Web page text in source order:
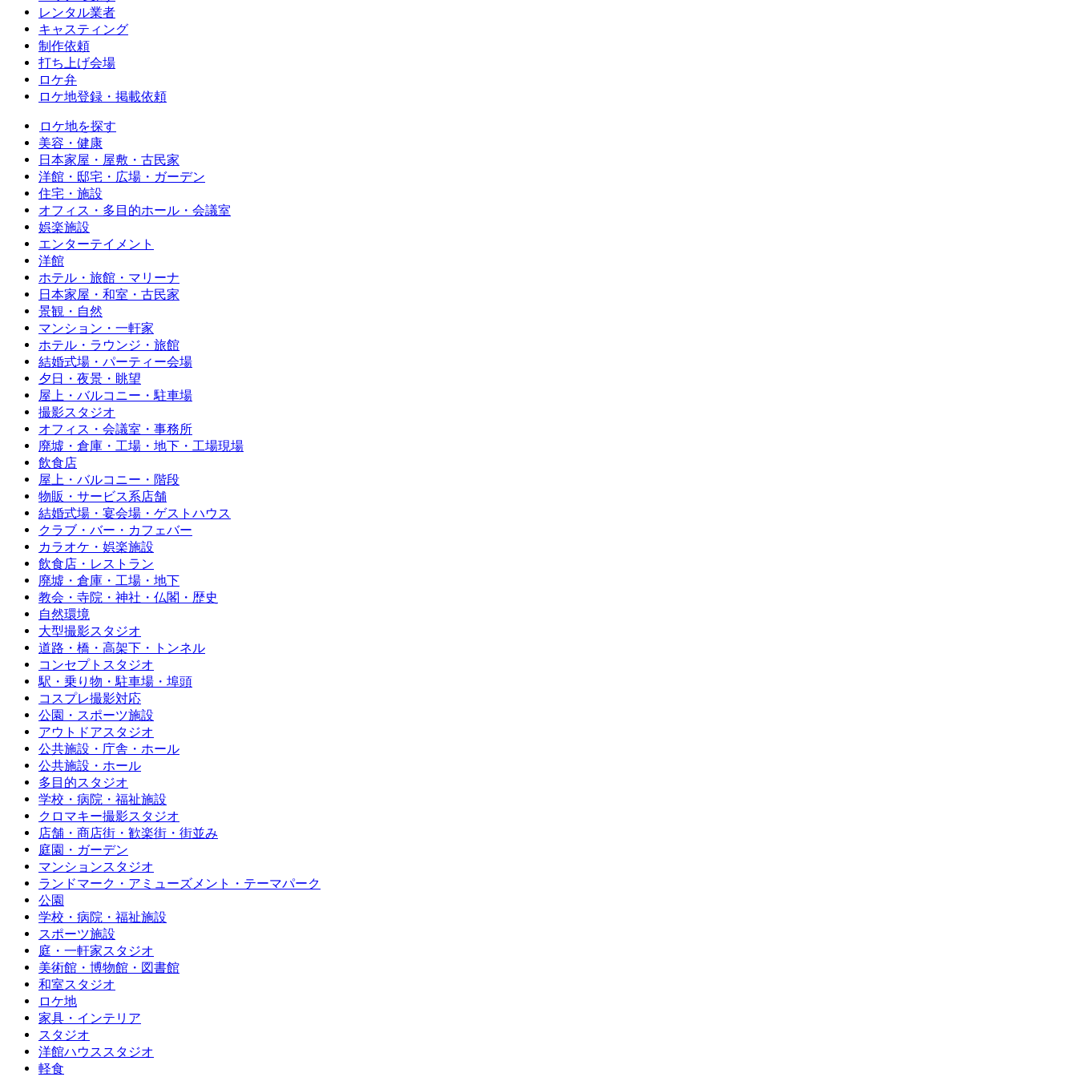
レンタル業者
キャスティング
制作依頼
打ち上げ会場
ロケ弁
ロケ地登録・掲載依頼
ロケ地を探す
美容・健康
日本家屋・屋敷・古民家
洋館・邸宅・広場・ガーデン
住宅・施設
オフィス・多目的ホール・会議室
娯楽施設
エンターテイメント
洋館
ホテル・旅館・マリーナ
日本家屋・和室・古民家
景観・自然
マンション・一軒家
ホテル・ラウンジ・旅館
結婚式場・パーティー会場
夕日・夜景・眺望
屋上・バルコニー・駐車場
撮影スタジオ
オフィス・会議室・事務所
廃墟・倉庫・工場・地下・工場現場
飲食店
屋上・バルコニー・階段
物販・サービス系店舗
結婚式場・宴会場・ゲストハウス
クラブ・バー・カフェバー
カラオケ・娯楽施設
飲食店・レストラン
廃墟・倉庫・工場・地下
教会・寺院・神社・仏閣・歴史
自然環境
大型撮影スタジオ
道路・橋・高架下・トンネル
コンセプトスタジオ
駅・乗り物・駐車場・埠頭
コスプレ撮影対応
公園・スポーツ施設
アウトドアスタジオ
公共施設・庁舎・ホール
公共施設・ホール
多目的スタジオ
学校・病院・福祉施設
クロマキー撮影スタジオ
店舗・商店街・歓楽街・街並み
庭園・ガーデン
マンションスタジオ
ランドマーク・アミューズメント・テーマパーク
公園
学校・病院・福祉施設
スポーツ施設
庭・一軒家スタジオ
美術館・博物館・図書館
和室スタジオ
ロケ地
家具・インテリア
スタジオ
洋館ハウススタジオ
軽食